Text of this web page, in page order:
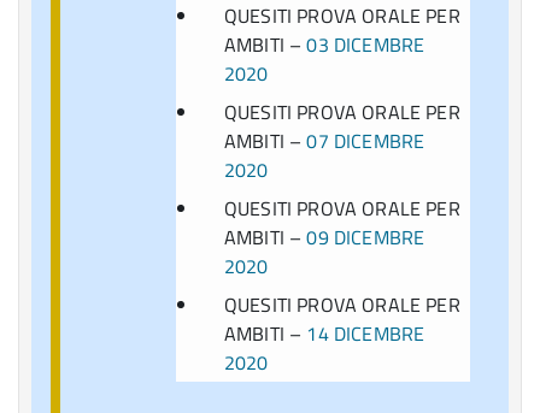
QUESITI PROVA ORALE PER
AMBITI –03 DICEMBRE
2020
QUESITI PROVA ORALE PER
AMBITI –07 DICEMBRE
2020
QUESITI PROVA ORALE PER
AMBITI –09 DICEMBRE
2020
QUESITI PROVA ORALE PER
AMBITI – 14 DICEMBRE
2020